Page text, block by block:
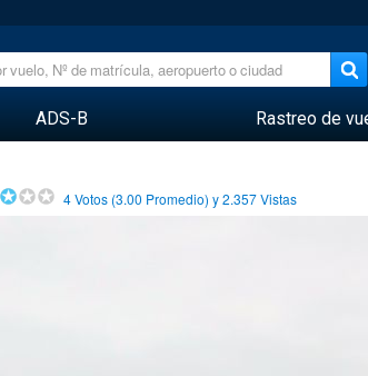
ADS-B Rastreo de
4Votos (3.00 Promedio) y2.357Vistas